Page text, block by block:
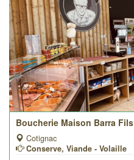
Boucherie Maison Barra Fils
Cotignac
Conserve, Viande - Volaille